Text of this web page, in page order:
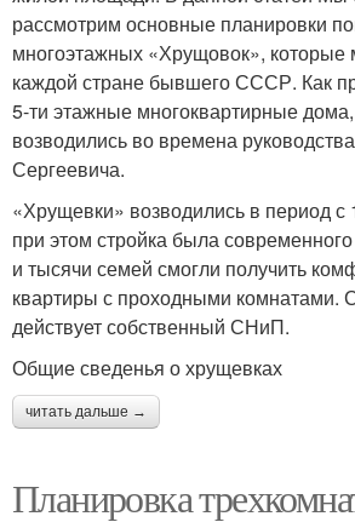
рассмотрим основные планировки
многоэтажных «Хрущовок», которые
каждой стране бывшего СССР. Как
5-ти этажные многоквартирные
возводились во времена
Сергеевича.
«Хрущевки» возводились в период с
при этом стройка была
и тысячи семей смогли получить
квартиры с проходными комнатами.
действует собственный СНиП.
Общие сведенья о хрущевках
читать дальше →
Планировка